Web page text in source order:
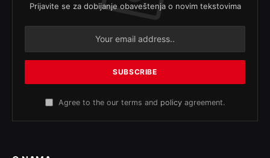
Prijavite se za dobijanje obaveštenja o novim tekstovima
Agree to the our terms and policy agreement.